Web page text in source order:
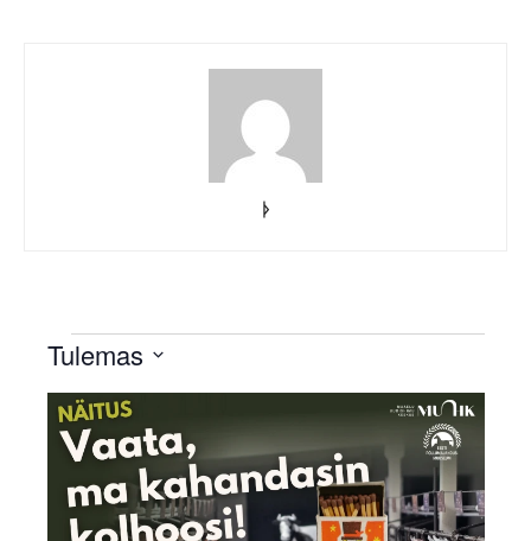
ᚦ
Sündmused
Tulemas
date.
List
of
events